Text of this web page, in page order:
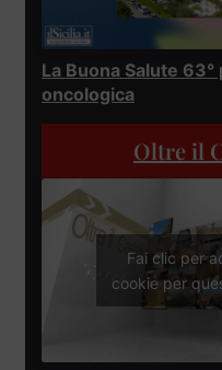
La Buona Salute
oncologica
Oltre il
Fai clic per
cookie per